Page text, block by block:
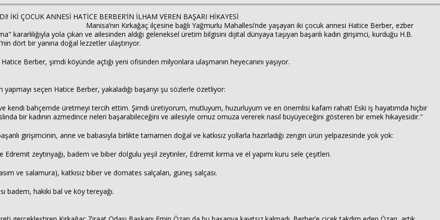
İKİ ÇOCUK ANNESİ HATİCE BERBER’İN İLHAM VEREN BAŞARI HİKAYESİ
Mahallesi’nde yaşayan iki çocuk annesi Hatice Berber, ezber
yola çıkan ve ailesinden aldığı geleneksel üretim bilgisini dijital dünyaya taşıyan başarılı kadın girişimci, kurduğu H.B.
dört bir yanına doğal lezzetler ulaştırıyor.
Berber, şimdi köyünde açtığı yeni ofisinden milyonlara ulaşmanın heyecanını yaşıyor.
seçen Hatice Berber, yakaladığı başarıyı şu sözlerle özetliyor:
kendi bahçemde üretmeyi tercih ettim. Şimdi üretiyorum, mutluyum, huzurluyum ve en önemlisi kafam rahat! Eski iş hayatımda hiçbir
bir kadının azmedince neleri başarabileceğini ve ailesiyle omuz omuza vererek nasıl büyüyeceğini gösteren bir emek hikayesidir."
girişimcinin, anne ve babasıyla birlikte tamamen doğal ve katkısız yollarla hazırladığı zengin ürün yelpazesinde yok yok:
zeytinyağı, badem ve biber dolgulu yeşil zeytinler, Edremit kırma ve el yapımı kuru sele çeşitleri.
ve salamura), katkısız biber ve domates salçaları, güneş salçası.
badem, hakiki bal ve köy tereyağı.